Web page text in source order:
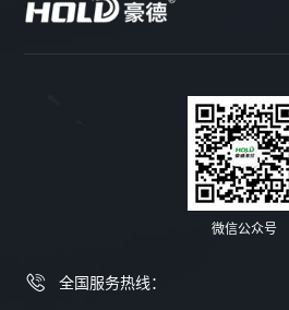
微信公众号
全国服务热线：